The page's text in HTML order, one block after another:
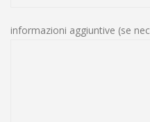
informazioni aggiuntive (se